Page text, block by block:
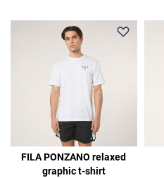
FILA PONZANO relaxed
graphic t-shirt